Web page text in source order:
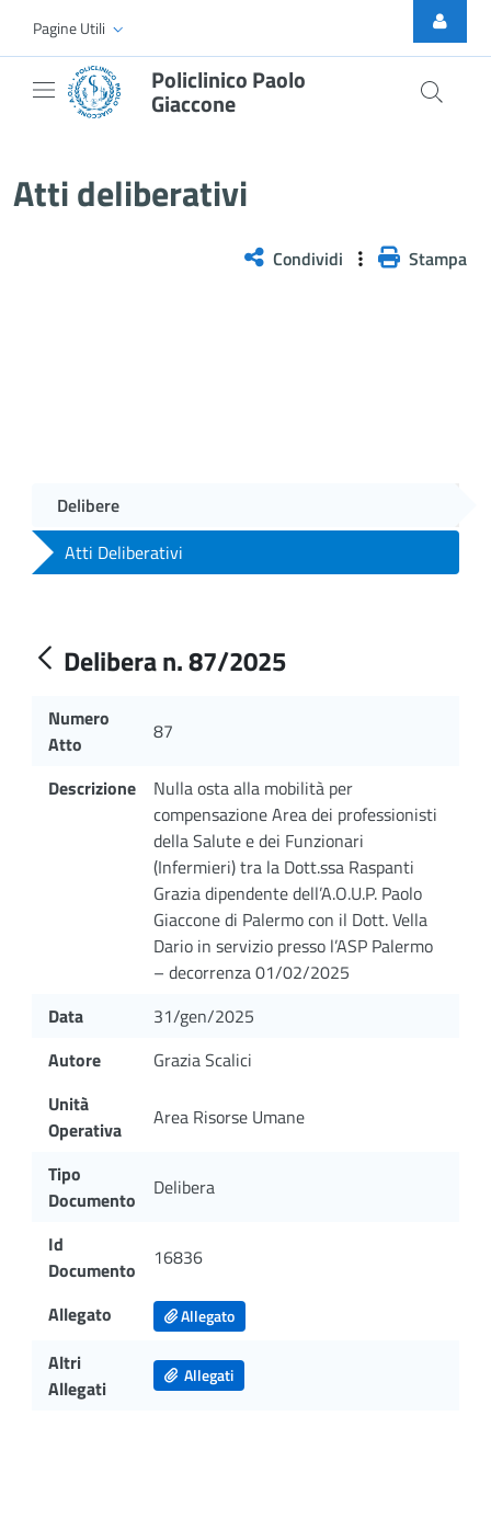
Skip to Main Content
Pagine Utili
Policlinico Paolo
Giaccone
Atti deliberativi
Condividi Stampa
Delibere
Atti Deliberativi
Delibera n. 87/2025
Numero
Atto
87
Descrizione
Nulla osta alla mobilità per
compensazione Area dei professionisti
della Salute e dei Funzionari
(Infermieri) tra la Dott.ssa Raspanti
Grazia dipendente dell’A.O.U.P. Paolo
Giaccone di Palermo con il Dott. Vella
Dario in servizio presso l’ASP Palermo
– decorrenza 01/02/2025
Data
31/gen/2025
Autore
Grazia Scalici
Unità
Operativa
Area Risorse Umane
Tipo
Documento
Delibera
Id
Documento
16836
Allegato Allegato
Altri
Allegati
Allegati